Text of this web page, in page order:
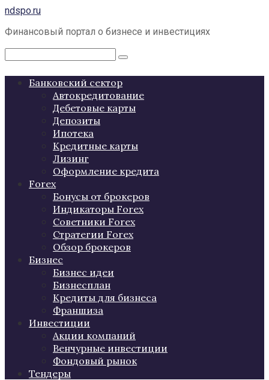
Перейти
контенту
ndspo.ru
Финансовый портал о бизнесе и инвестициях
Поиск:
Банковский сектор
Автокредитование
Дебетовые карты
Депозиты
Ипотека
Кредитные карты
Лизинг
Оформление кредита
Forex
Бонусы от брокеров
Индикаторы Forex
Советники Forex
Стратегии Forex
Обзор брокеров
Бизнес
Бизнес идеи
Бизнесплан
Кредиты для бизнеса
Франшиза
Инвестиции
Акции компаний
Венчурные инвестиции
Фондовый рынок
Тендеры